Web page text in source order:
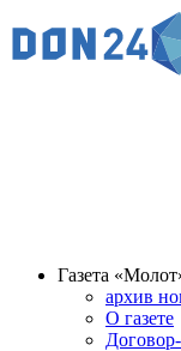
Газета
архив
О газете